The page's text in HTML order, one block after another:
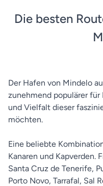
Die besten
Der Hafen von Mindelo
zunehmend populärer
und Vielfalt dieser
möchten.
Eine beliebte
Kanaren und Kapverden.
Santa Cruz de Tenerife,
Porto Novo, Tarrafal, Sal